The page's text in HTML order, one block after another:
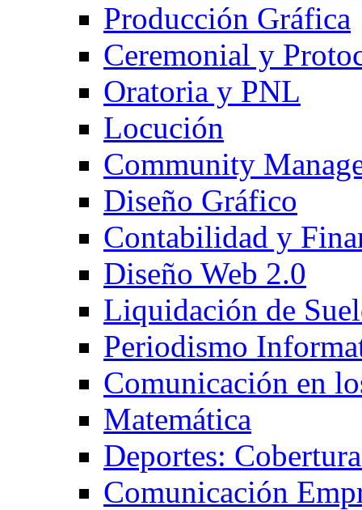
Producción Gráfica
Ceremonial y
Oratoria y PNL
Locución
Community
Diseño Gráfico
Contabilidad y
Diseño Web 2.0
Liquidación de
Periodismo
Comunicación en
Matemática
Deportes:
Comunicación